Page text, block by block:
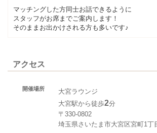
マッチングした方同士お話できるように
スタッフがお席までご案内します！
そのままお出かけされる方も多いです♪
アクセス
開催場所
大宮ラウンジ
大宮駅から徒歩2分
〒330-0802
埼玉県さいたま市大宮区宮町1